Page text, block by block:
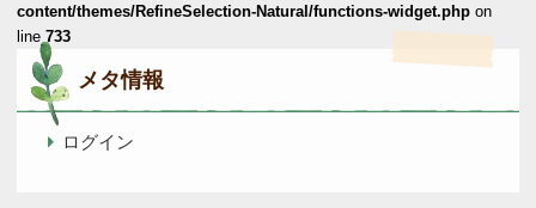
content/themes/RefineSelection-Natural/functions-widget.php on
line 733
メタ情報
ログイン